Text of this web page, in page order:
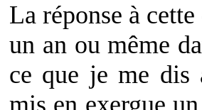
La réponse à
un an ou même
ce que je me dis